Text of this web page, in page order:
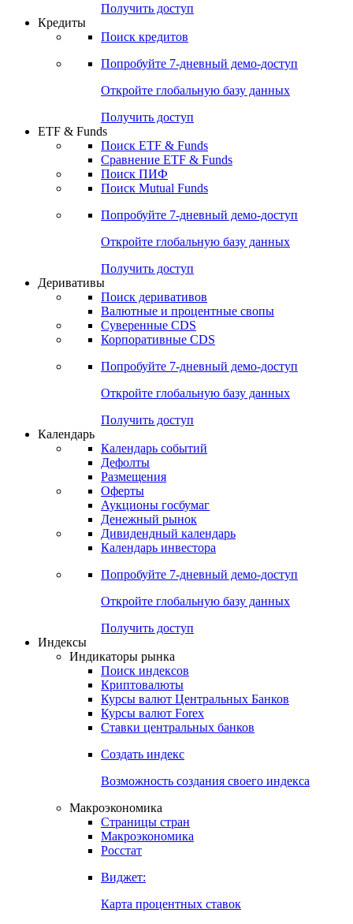
Получить доступ
Кредиты
Поиск кредитов
Попробуйте 7-дневный демо-доступ
Откройте глобальную базу данных
Получить доступ
ETF & Funds
Поиск ETF & Funds
Сравнение ETF & Funds
Поиск ПИФ
Поиск Mutual Funds
Попробуйте 7-дневный демо-доступ
Откройте глобальную базу данных
Получить доступ
Деривативы
Поиск деривативов
Валютные и процентные свопы
Суверенные CDS
Корпоративные CDS
Попробуйте 7-дневный демо-доступ
Откройте глобальную базу данных
Получить доступ
Календарь
Календарь событий
Дефолты
Размещения
Оферты
Аукционы госбумаг
Денежный рынок
Дивидендный календарь
Календарь инвестора
Попробуйте 7-дневный демо-доступ
Откройте глобальную базу данных
Получить доступ
Индексы
Индикаторы рынка
Поиск индексов
Криптовалюты
Курсы валют Центральных Банков
Курсы валют Forex
Ставки центральных банков
Создать индекс
Возможность создания своего индекса
Макроэкономика
Страницы стран
Макроэкономика
Росстат
Виджет:
Карта процентных ставок